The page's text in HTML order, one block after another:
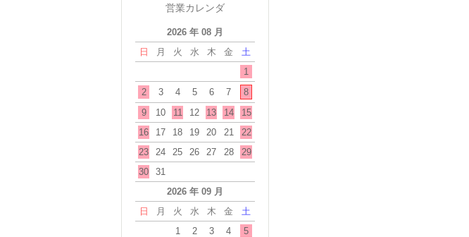
営業カレンダ
2026 年 08 月
日
月 火 水 木 金
土
1
2
3 4 5 6 7
8
9
10 11 12 13 14
15
16
17 18 19 20 21
22
23
24 25 26 27 28
29
30
31
2026 年 09 月
日
月 火 水 木 金
土
1
2 3 4
5